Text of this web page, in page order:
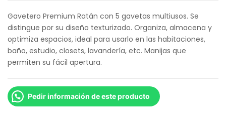
Gavetero Premium Ratán con 5 gavetas multiusos. Se
distingue por su diseño texturizado. Organiza, almacena y
optimiza espacios, ideal para usarlo en las habitaciones,
baño, estudio, closets, lavandería, etc. Manijas que
permiten su fácil apertura.
Pedir información de este producto